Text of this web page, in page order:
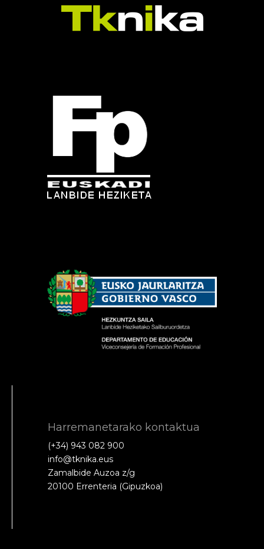
Harremanetarako kontaktua
(+34) 943 082 900
info@tknika.eus
Zamalbide Auzoa z/g
20100 Errenteria (Gipuzkoa)